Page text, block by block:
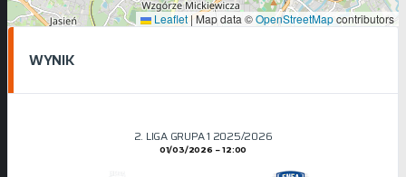
Leaflet | Map data ©OpenStreetMapcontributors
WYNIK
2. LIGA GRUPA 1 2025/2026
01/03/2026 12:00